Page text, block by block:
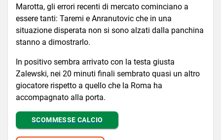
Marotta, gli errori recenti di mercato cominciano a
essere tanti: Taremi e Anranutovic che in una
situazione disperata non si sono alzati dalla panchina
stanno a dimostrarlo.
In positivo sembra arrivato con la testa giusta
Zalewski, nei 20 minuti finali sembrato quasi un altro
giocatore rispetto a quello che la Roma ha
accompagnato alla porta.
SCOMMESSE CALCIO